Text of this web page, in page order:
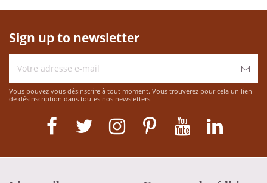
Sign up to newsletter
Vous pouvez vous désinscrire à tout moment. Vous trouverez pour cela un lien
de désinscription dans toutes nos newsletters.